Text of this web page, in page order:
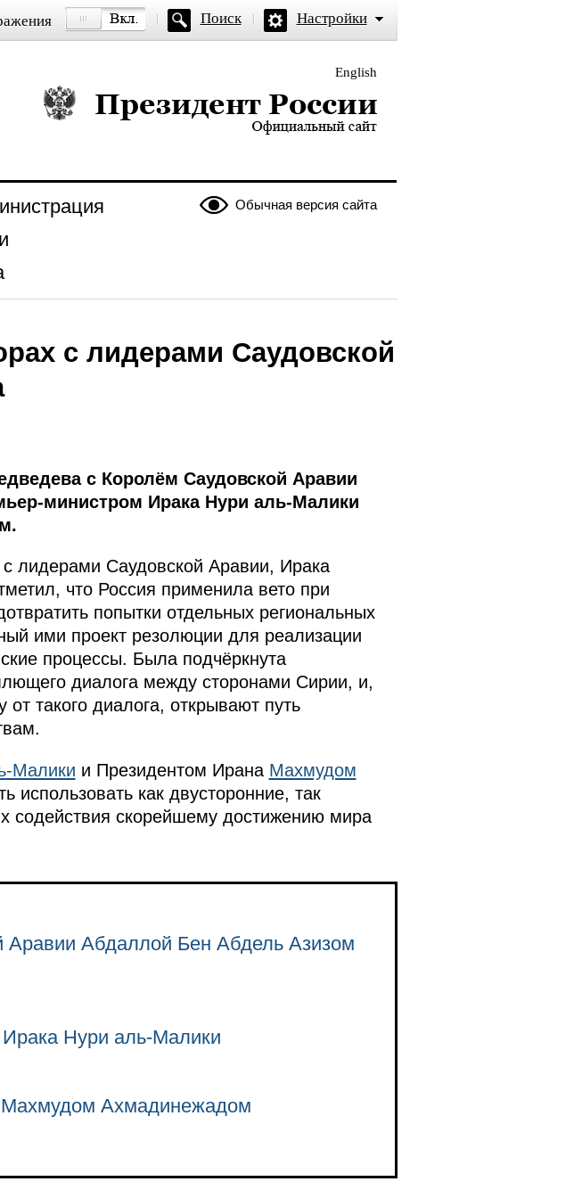
Поиск Настройки
English
Президент России — официальный сайт
Обычная версия сайта
с лидерами Саудовской
с Королём Саудовской Аравии
министром Ирака Нури аль-Малики
лидерами Саудовской Аравии, Ирака
что Россия применила вето при
попытки отдельных региональных
ими проект резолюции для реализации
процессы. Была подчёркнута
диалога между сторонами Сирии, и,
такого диалога, открывают путь
Малики и Президентом Ирана Махмудом
использовать как двусторонние, так
содействия скорейшему достижению мира
Аравии Абдаллой Бен Абдель Азизом
Нури аль-Малики
Махмудом Ахмадинежадом